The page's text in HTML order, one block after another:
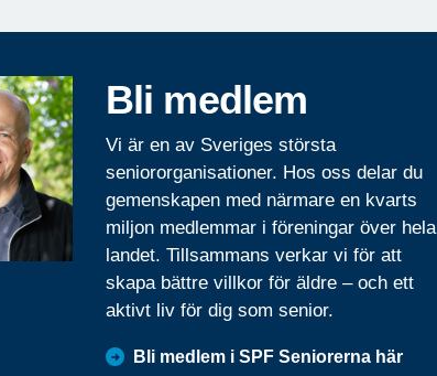
Bli medlem
Vi är en av Sveriges största
seniororganisationer. Hos oss delar du
gemenskapen med närmare en kvarts
miljon medlemmar i föreningar över hela
landet. Tillsammans verkar vi för att
skapa bättre villkor för äldre – och ett
aktivt liv för dig som senior.
Bli medlem i SPF Seniorerna här